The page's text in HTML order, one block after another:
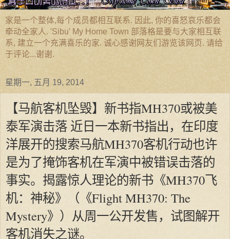
家是一个整体,每个成员都相互联系. 因此, 你的喜怒哀乐都会
牵动全家人. 'Sibu' My Home Town 部落格是要与大家相互联
系, 建立一个充满喜乐的家. 诚心感谢网友们游览该网页. 请给
于评论...谢谢.
星期一, 五月 19, 2014
【马航客机坠毁】新书指MH370或被美
泰军演击落 近日一本新书指出，在印度
洋展开的搜索马航MH370客机行动也许
是为了掩饰客机在军演中被错误击落的
事实。揭露惊人理论的新书《MH370飞
机：神秘》（《Flight MH370: The
Mystery》）从周一公开发售，试图解开
客机消失之谜。